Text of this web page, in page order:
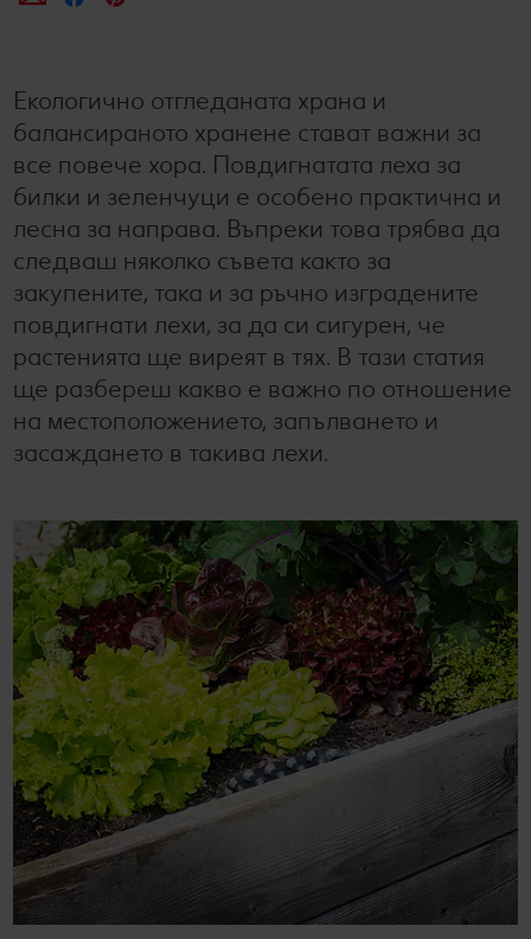
Ние сме семейство
Развлечения, отдих и свободно време
Екологично отгледаната храна и
балансираното хранене стават важни за
все повече хора. Повдигнатата леха за
билки и зеленчуци е особено практична и
лесна за направа. Въпреки това трябва да
следваш няколко съвета както за
закупените, така и за ръчно изградените
повдигнати лехи, за да си сигурен, че
растенията ще виреят в тях. В тази статия
ще разбереш какво е важно по отношение
на местоположението, запълването и
засаждането в такива лехи.
© Sonja Birkelbach - stock.adobe.com